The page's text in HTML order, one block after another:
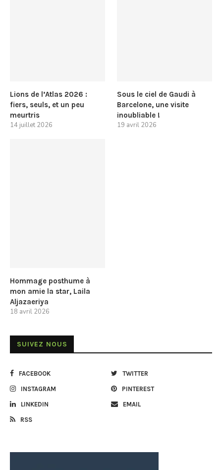
Lions de l’Atlas 2026 :
fiers, seuls, et un peu
meurtris
14 juillet 2026
Sous le ciel de Gaudi à
Barcelone, une visite
inoubliable !
19 avril 2026
Hommage posthume à
mon amie la star, Laila
Aljazaeriya
18 avril 2026
SUIVEZ NOUS
FACEBOOK TWITTER
INSTAGRAM PINTEREST
LINKEDIN EMAIL
RSS